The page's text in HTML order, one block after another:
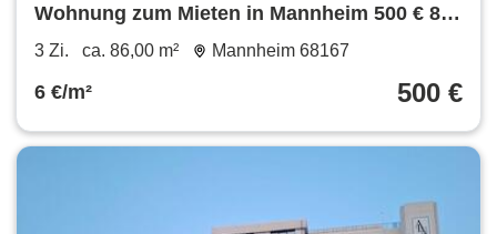
Wohnung zum Mieten in Mannheim 500 € 86
m²
3 Zi. ca. 86,00 m² Mannheim 68167
6 €/m² 500 €